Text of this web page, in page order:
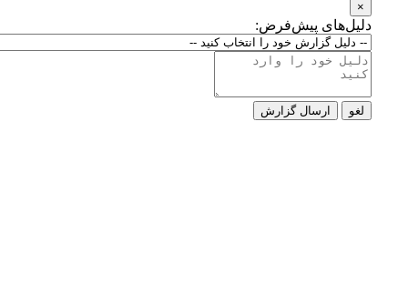
دلیل‌های پیش‌فرض:
ارسال گزارش